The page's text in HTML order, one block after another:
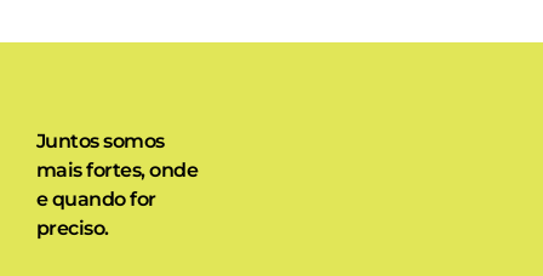
Juntos somos
mais fortes, onde
e quando for
preciso.